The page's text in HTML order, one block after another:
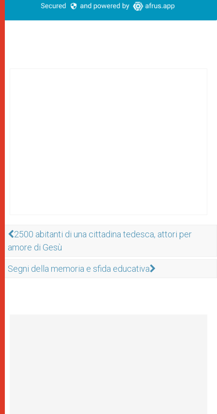
2500 abitanti di una cittadina tedesca, attori per
amore di Gesù
Segni della memoria e sfida educativa